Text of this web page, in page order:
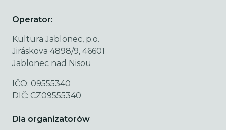
Operator:
Kultura Jablonec, p.o.
Jiráskova 4898/9, 46601
Jablonec nad Nisou
IČO: 09555340
DIČ: CZ09555340
Dla organizatorów